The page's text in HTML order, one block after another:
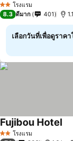
2 ดาวโรงแรม
8.3 ดีมาก 401
เลือกวันที่เพื่อดูราค
2 ดาวโรงแรม
Fujibou Hotelดูร